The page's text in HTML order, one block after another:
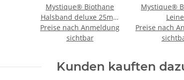
Mystique® Biothane
Halsband deluxe 25mm
reflex orange gold 35-
43cm
Preise nach Anmeldung
sichtbar
Mystique®
Leine
Preise nach
Kunden kauften